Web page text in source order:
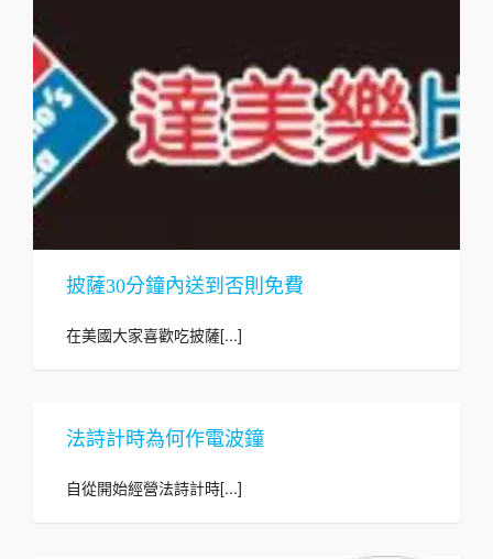
披薩30分鐘內送到否則免費
在美國大家喜歡吃披薩[...]
法詩計時為何作電波鐘
自從開始經營法詩計時[...]